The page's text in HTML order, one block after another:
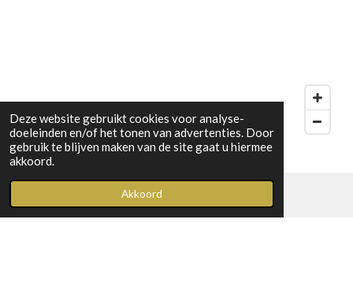
Deze website gebruikt cookies voor analyse-
doeleinden en/of het tonen van advertenties. Door
gebruik te blijven maken van de site gaat u hiermee
akkoord.
Akkoord